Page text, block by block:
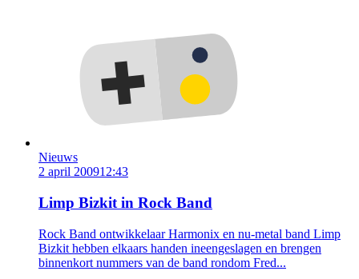
Nieuws
2 april 200912:43
Limp Bizkit in Rock Band
Rock Band ontwikkelaar Harmonix en nu-metal band Limp
Bizkit hebben elkaars handen ineengeslagen en brengen
binnenkort nummers van de band rondom Fred...